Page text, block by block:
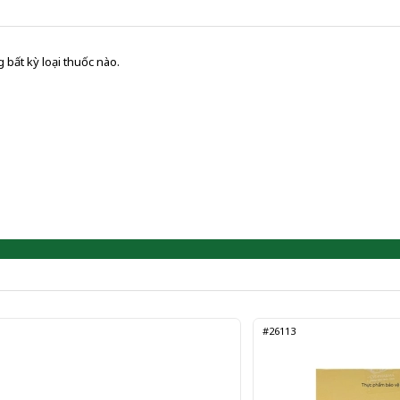
bất kỳ loại thuốc nào.
#26113